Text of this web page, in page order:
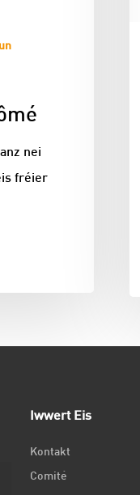
nei
fréier
Iwwert Eis
Kontakt
Comité